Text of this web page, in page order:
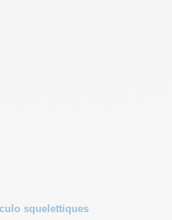
squelettiques